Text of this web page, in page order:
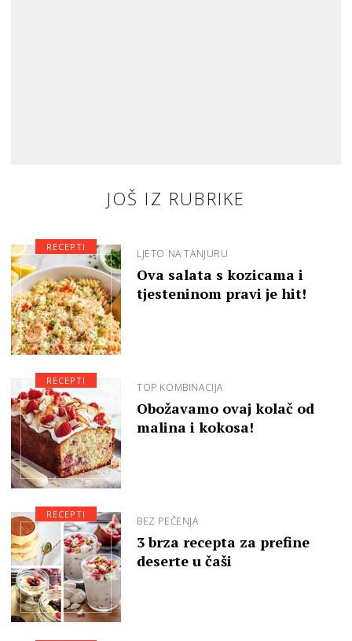
JOŠ IZ RUBRIKE
LJETO NA TANJURU
Ova salata s kozicama i
tjesteninom pravi je hit!
RECEPTI
TOP KOMBINACIJA
Obožavamo ovaj kolač od
malina i kokosa!
RECEPTI
BEZ PEČENJA
3 brza recepta za prefine
deserte u čaši
RECEPTI